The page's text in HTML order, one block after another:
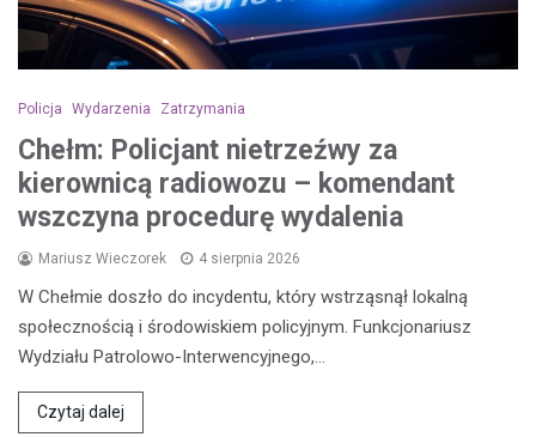
Policja Wydarzenia Zatrzymania
Chełm: Policjant nietrzeźwy za
kierownicą radiowozu – komendant
wszczyna procedurę wydalenia
Mariusz Wieczorek 4 sierpnia 2026
W Chełmie doszło do incydentu, który wstrząsnął lokalną
społecznością i środowiskiem policyjnym. Funkcjonariusz
Wydziału Patrolowo-Interwencyjnego,…
Czytaj dalej